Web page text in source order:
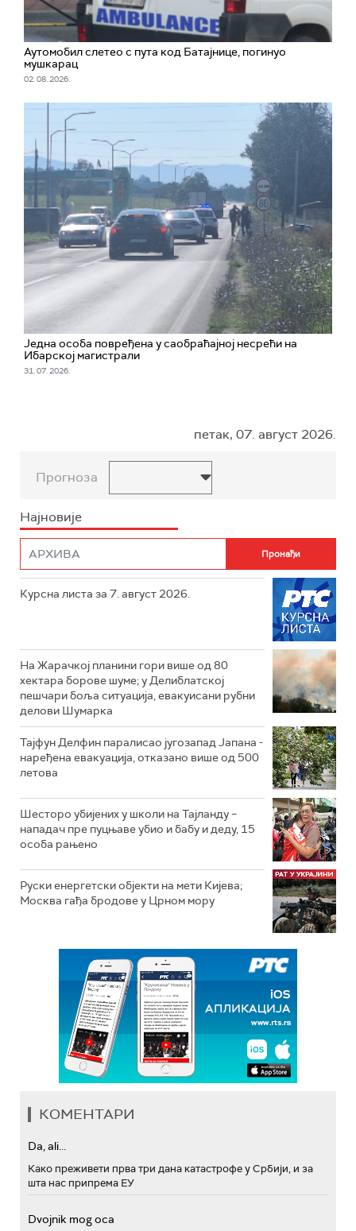
Аутомобил слетео с пута код Батајнице, погинуо
мушкарац
02. 08. 2026.
Једна особа повређена у саобраћајној несрећи на
Ибарској магистрали
31. 07. 2026.
петак, 07. август 2026.
Прогноза
Најновије
Курсна листа за 7. август 2026.
На Жарачкој планини гори више од 80
хектара борове шуме; у Делиблатској
пешчари боља ситуација, евакуисани рубни
делови Шумарка
Тајфун Делфин паралисао југозапад Јапана -
наређена евакуација, отказано више од 500
летова
Шесторо убијених у школи на Тајланду –
нападач пре пуцњаве убио и бабу и деду, 15
особа рањено
Руски енергетски објекти на мети Кијева;
Москва гађа бродове у Црном мору
КОМЕНТАРИ
Da, ali...
Како преживети прва три дана катастрофе у Србији, и за
шта нас припрема ЕУ
Dvojnik mog oca